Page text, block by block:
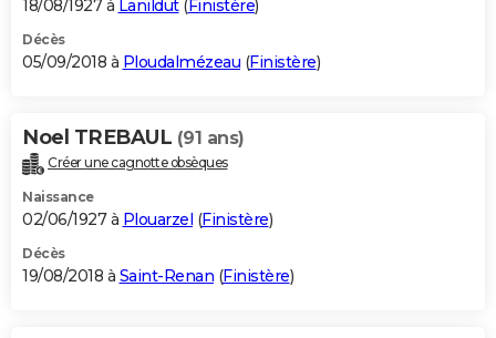
18/08/1927 à Lanildut( Finistère)
Décès
05/09/2018 à Ploudalmézeau (Finistère)
Noel TREBAUL (91 ans)
Créer une cagnotte obsèques
Naissance
02/06/1927 à Plouarzel (Finistère)
Décès
19/08/2018 à Saint-Renan (Finistère)